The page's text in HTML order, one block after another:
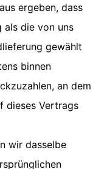
ergeben, dass
als die von uns
gewählt
binnen
an dem
dieses Vertrags
wir dasselbe